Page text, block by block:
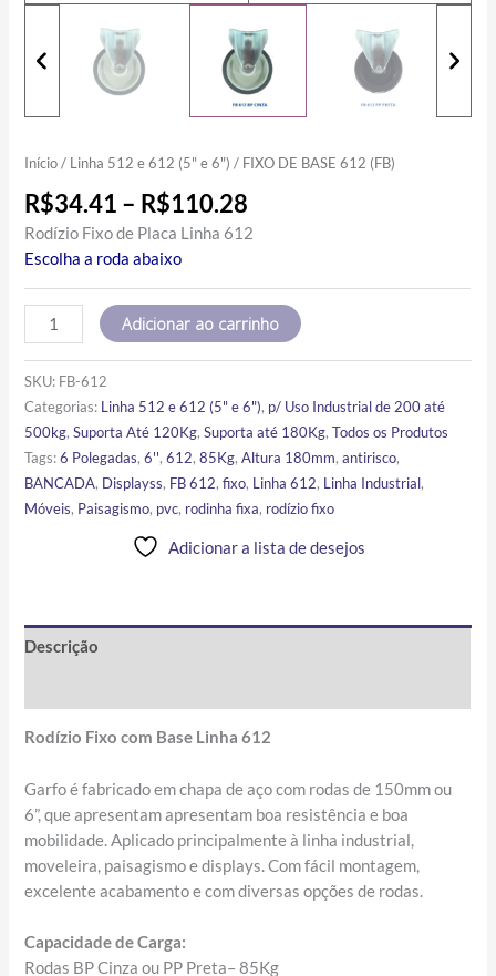
Início/ Linha 512 e 612 (5" e 6") / FIXO DE BASE 612 (FB)
R$34.41 – R$110.28
Rodízio Fixo de Placa Linha 612
Escolha a roda abaixo
Adicionar ao carrinho
SKU: FB-612
Categorias: Linha 512 e 612 (5" e 6"), p/ Uso Industrial de 200 até
500kg,Suporta Até 120Kg,Suporta até 180Kg,Todos os Produtos
Tags:6 Polegadas,6'',612,85Kg,Altura 180mm,antirisco,
BANCADA, Displayss, FB 612,fixo, Linha 612, Linha Industrial,
Móveis, Paisagismo, pvc, rodinha fixa, rodízio fixo
Adicionar a lista de desejos
Descrição
Rodízio Fixo com Base Linha 612
Garfo é fabricado em chapa de aço com rodas de 150mm ou
6”, que apresentam apresentam boa resistência e boa
mobilidade. Aplicado principalmente à linha industrial,
moveleira, paisagismo e displays. Com fácil montagem,
excelente acabamento e com diversas opções de rodas.
Capacidade de Carga:
Rodas BP Cinza ou PP Preta– 85Kg